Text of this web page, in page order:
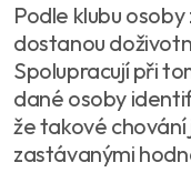
Podle klubu
dostanou
Spolupracují při
dané osoby
že takové
zastávanými